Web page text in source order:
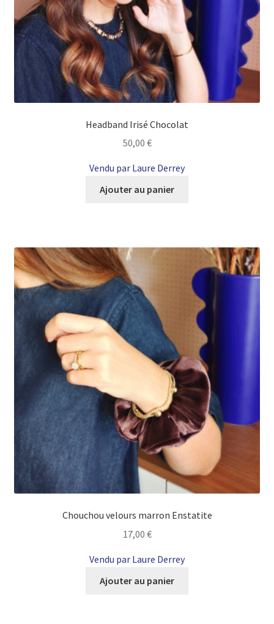
Headband Irisé Chocolat
50,00 €
Vendu par Laure Derrey
Ajouter au panier
Chouchou velours marron Enstatite
17,00 €
Vendu par Laure Derrey
Ajouter au panier